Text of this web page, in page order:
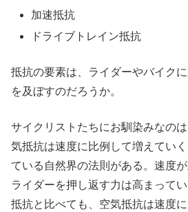
加速抵抗
ドライブトレイン抵抗
抵抗の要素は、ライダーやバイク
を及ぼすのだろうか。
サイクリストたちにお馴染みなの
気抵抗は速度に比例して増えてい
ている自然界の法則がある。速度
ライダーを押し返す力は高まって
抵抗と比べても、空気抵抗は速度